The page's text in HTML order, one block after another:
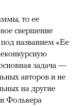
то ее
свершение
названием «Ее
задача —
авторов и не
на другие
Фолькера